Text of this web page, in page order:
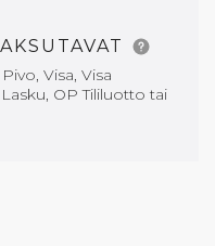
Visa, Visa
OP Tililuotto tai